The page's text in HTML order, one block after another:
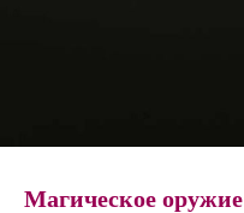
Магическое оружие